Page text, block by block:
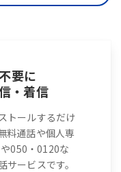
要に
・着信
トールするだけ
料通話や個人専
050・0120な
ービスです。